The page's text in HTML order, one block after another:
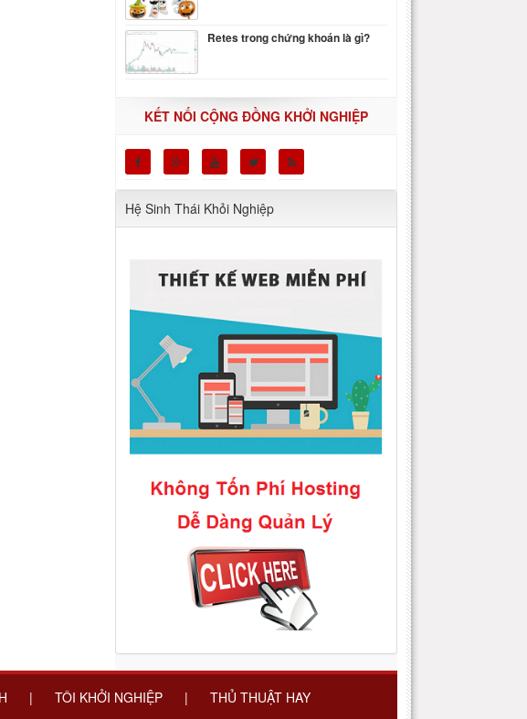
Retes trong chứng khoán là gì?
KẾT NỐI CỘNG ĐỒNG KHỞI NGHIỆP
Hệ Sinh Thái Khỏi Nghiệp
| TÔI KHỞI NGHIỆP |
THỦ THUẬT HAY